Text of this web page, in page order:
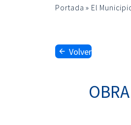
Portada » El
Volver